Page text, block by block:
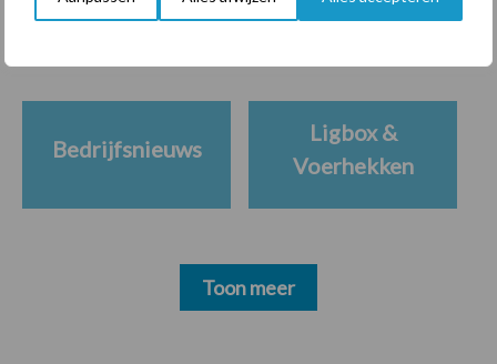
Diergezondheid Bemesting Fokkerij
Bedrijfsnieuws
Ligbox &
Voerhekken
Toon meer